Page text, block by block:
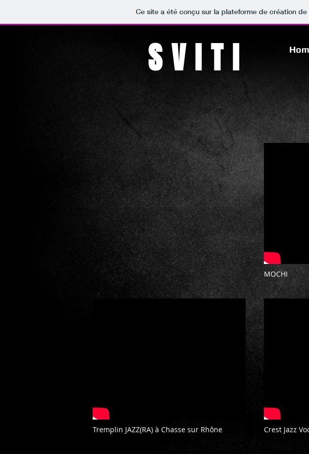
Ce site a été conçu sur la plateforme de création
SVITI
MOCHI
Tremplin JAZZ(RA) à Chasse sur Rhône Crest Jazz